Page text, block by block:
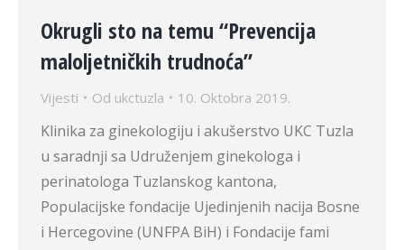
Okrugli sto na temu “Prevencija
maloljetničkih trudnoća”
Vijesti Od ukctuzla 10. Oktobra 2019.
Klinika za ginekologiju i akušerstvo UKC Tuzla
u saradnji sa Udruženjem ginekologa i
perinatologa Tuzlanskog kantona,
Populacijske fondacije Ujedinjenih nacija Bosne
i Hercegovine (UNFPA BiH) i Fondacije fami